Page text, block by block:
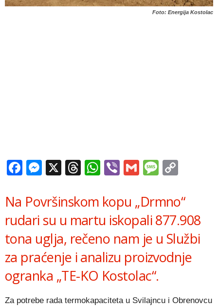
Foto: Energija Kostolac
Facebook
Messenger
X Threads
WhatsApp
ViberGmail
Na Površinskom kopu „Drmno“
rudari su u martu iskopali 877.908
tona uglja, rečeno nam je u Službi
za praćenje i analizu proizvodnje
ogranka „TE-KO Kostolac“.
Za potrebe rada termokapaciteta u Svilajncu i Obrenovcu